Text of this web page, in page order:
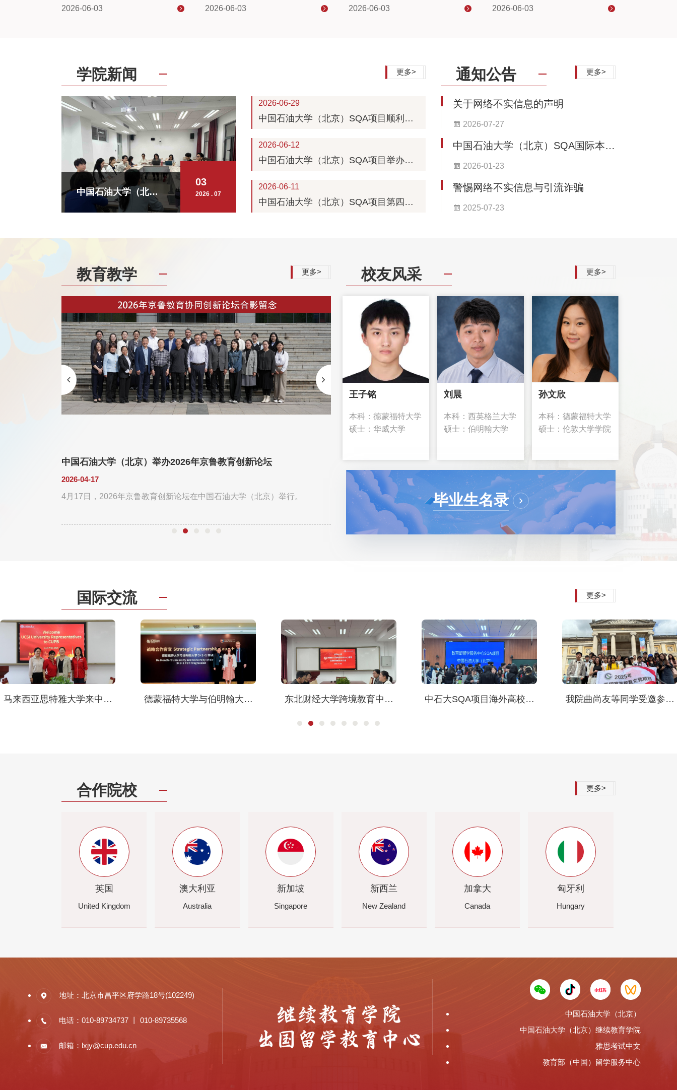
2026-06-03 2026-06-03 2026-06-03 2026-06-03
更多>
学院新闻
中国石油大学（北
京）SQA项目召开
2026年春季学生座谈
03
2026 . 07
2026-06-29
中国石油大学（北京）SQA项目顺利举
2026-06-12
中国石油大学（北京）SQA项目举办师
2026-06-11
中国石油大学（北京）SQA项目第四届
更多>
通知公告
关于网络不实信息的声明
2026-07-27
中国石油大学（北京）SQA国际本科
项目召开2026年招生启动会
2026-01-23
警惕网络不实信息与引流诈骗
2025-07-23
更多>
教育教学
中国石油大学（北京）举办2026年京鲁教育创新论坛
2026-04-17
4月17日，2026年京鲁教育创新论坛在中国石油大学（北京）举行。
中国石油大学（北京）SQA项目举办2026年春季学期班干部培训会
2026-03-23
2026年3月23日，中国石油大学（北京）SQA项目班干部培训会在五教301
教室顺利举行。
中国石油大学（北
2026-03-09
2026年3月8日下午
更多>
校友风采
王子铭
本科：德蒙福特大学
硕士：华威大学
刘晨
本科：西英格兰大学
硕士：伯明翰大学
孙文欣
本科：德蒙福特大学
硕士：伦敦大学学院
毕业生名录
更多>
国际交流
马来西亚思特雅大学来中石
德蒙福特大学与伯明翰大学
东北财经大学跨境教育中心
中石大SQA项目海外高校交
我院曲尚友等同学受邀参加
更多>
合作院校
英国
United Kingdom
澳大利亚
Australia
新加坡
Singapore
新西兰
New Zealand
加拿大
Canada
匈牙利
Hungary
地址：北京市昌平区府学路18号(102249)
电话：010-89734737 丨 010-89735568
邮箱：lxjy@cup.edu.cn
中国石油大学（北京）
中国石油大学（北京）继续教育学院
雅思考试中文
教育部（中国）留学服务中心